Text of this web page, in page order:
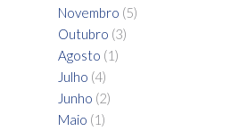
Novembro (5)
Outubro (3)
Agosto (1)
Julho (4)
Junho (2)
Maio (1)